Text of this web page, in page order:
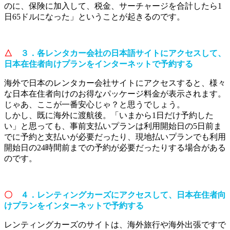
のに、保険に加入して、税金、サーチャージを合計したら1
日65ドルになった」ということが起きるのです。
△ ３．各レンタカー会社の日本語サイトにアクセスして、
日本在住者向けプランをインターネットで予約する
海外で日本のレンタカー会社サイトにアクセスすると、様々
な日本在住者向けのお得なパッケージ料金が表示されます。
じゃあ、ここが一番安心じゃ？と思うでしょう。
しかし、既に海外に渡航後。「いまから1日だけ予約した
い」と思っても、事前支払いプランは利用開始日の5日前ま
でに予約と支払いが必要だったり、現地払いプランでも利用
開始日の24時間前までの予約が必要だったりする場合がある
のです。
〇 ４．レンティングカーズにアクセスして、日本在住者向
けプランをインターネットで予約する
レンティングカーズのサイトは、海外旅行や海外出張ですで